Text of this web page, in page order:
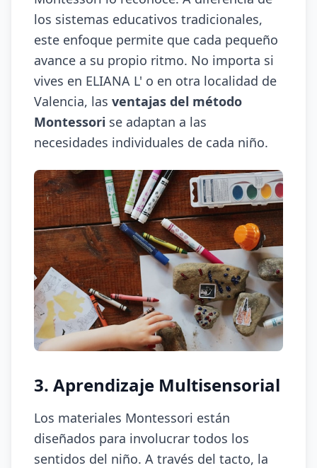
los sistemas educativos tradicionales,
este enfoque permite que cada pequeño
avance a su propio ritmo. No importa si
vives en ELIANA L' o en otra localidad de
Valencia, las ventajas del método
Montessori se adaptan a las
necesidades individuales de cada niño.
3. Aprendizaje Multisensorial
Los materiales Montessori están
diseñados para involucrar todos los
sentidos del niño. A través del tacto, la